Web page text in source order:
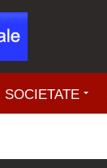
SOCIETATE